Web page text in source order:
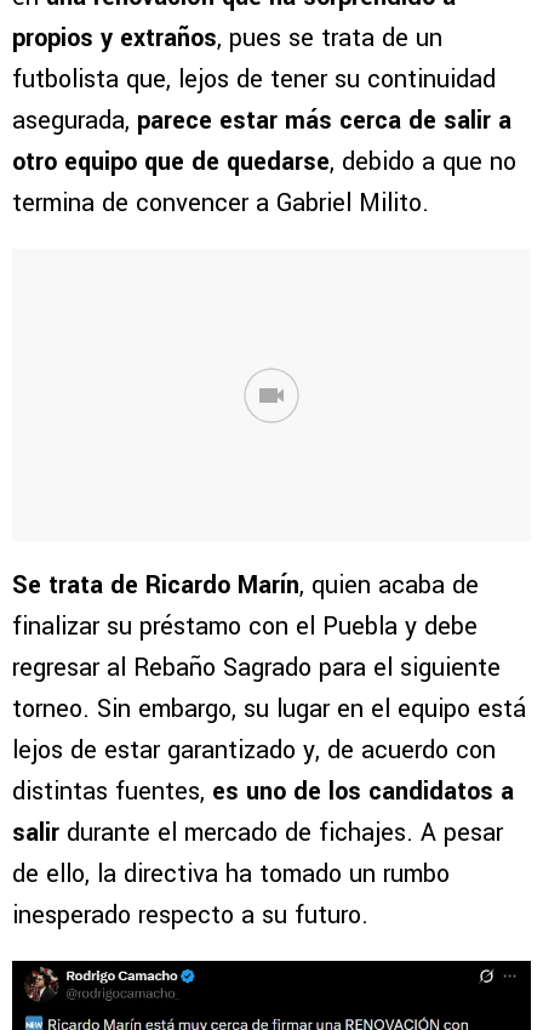
propios y extraños, pues se trata de un
futbolista que, lejos de tener su continuidad
asegurada, parece estar más cerca de salir a
otro equipo que de quedarse, debido a que no
termina de convencer a Gabriel Milito.
Se trata de Ricardo Marín, quien acaba de
finalizar su préstamo con el Puebla y debe
regresar al Rebaño Sagrado para el siguiente
torneo. Sin embargo, su lugar en el equipo está
lejos de estar garantizado y, de acuerdo con
distintas fuentes, es uno de los candidatos a
salir durante el mercado de fichajes. A pesar
de ello, la directiva ha tomado un rumbo
inesperado respecto a su futuro.